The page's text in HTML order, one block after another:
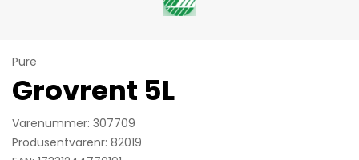
Pure
Grovrent 5L
Varenummer: 307709
Produsentvarenr: 82019